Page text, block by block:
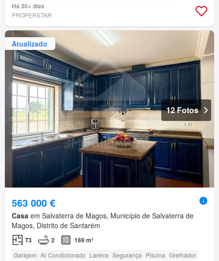
Há 30+ dias
PROPERSTAR
Atualizado
12 Fotos
563 000 €
Casa em Salvaterra de Magos, Município de Salvaterra de
Magos, Distrito de Santarém
T3 2 169 m²
Garajem Ar Condicionado Lareira Segurança Piscina Grelhador